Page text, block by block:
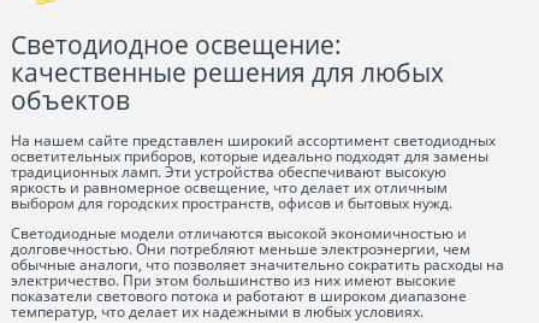
Светодиодное освещение:
качественные решения для любых
объектов
На нашем сайте представлен широкий ассортимент светодиодных
осветительных приборов, которые идеально подходят для замены
традиционных ламп. Эти устройства обеспечивают высокую
яркость и равномерное освещение, что делает их отличным
выбором для городских пространств, офисов и бытовых нужд.
Светодиодные модели отличаются высокой экономичностью и
долговечностью. Они потребляют меньше электроэнергии, чем
обычные аналоги, что позволяет значительно сократить расходы на
электричество. При этом большинство из них имеют высокие
показатели светового потока и работают в широком диапазоне
температур, что делает их надежными в любых условиях.